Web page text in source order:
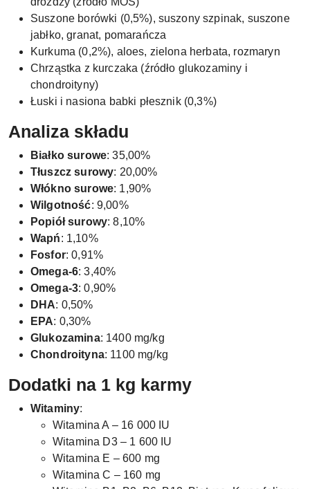
Suszone borówki (0,5%), suszony szpinak, suszone
jabłko, granat, pomarańcza
Kurkuma (0,2%), aloes, zielona herbata, rozmaryn
Chrząstka z kurczaka (źródło glukozaminy i
chondroityny)
Łuski i nasiona babki płesznik (0,3%)
Analiza składu
Białko surowe: 35,00%
Tłuszcz surowy: 20,00%
Włókno surowe: 1,90%
Wilgotność: 9,00%
Popiół surowy: 8,10%
Wapń: 1,10%
Fosfor: 0,91%
Omega-6: 3,40%
Omega-3: 0,90%
DHA: 0,50%
EPA: 0,30%
Glukozamina: 1400 mg/kg
Chondroityna: 1100 mg/kg
Dodatki na 1 kg karmy
Witaminy:
Witamina A – 16 000 IU
Witamina D3 – 1 600 IU
Witamina E – 600 mg
Witamina C – 160 mg